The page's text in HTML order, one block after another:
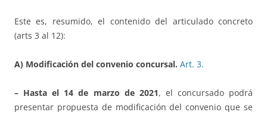
Este es, resumido, el contenido del articulado concreto
(arts 3 al 12):
A) Modificación del convenio concursal. Art. 3.
– Hasta el 14 de marzo de 2021, el concursado podrá
presentar propuesta de modificación del convenio que se